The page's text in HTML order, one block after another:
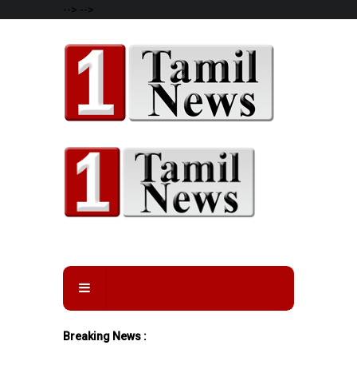
--> -->
Breaking News :